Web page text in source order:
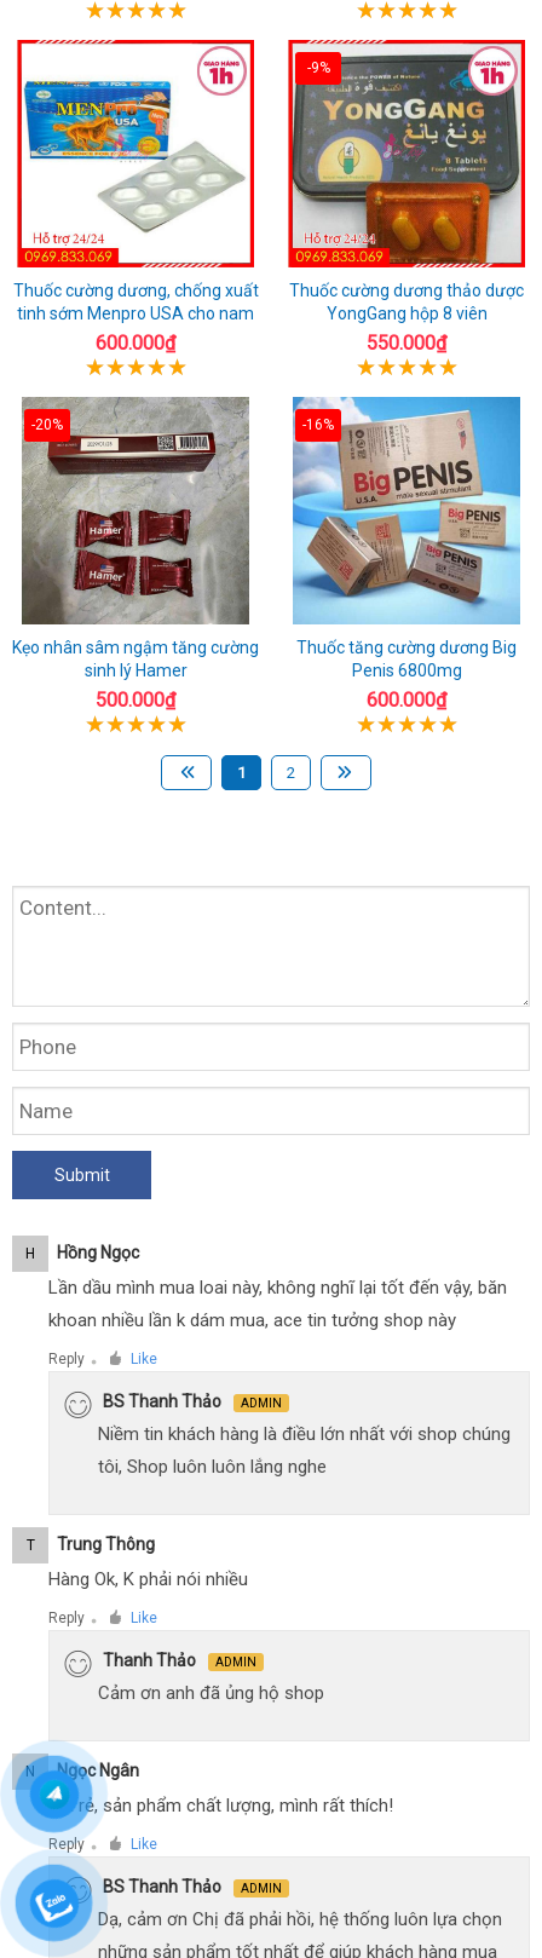
Thuốc cường dương, chống xuất
tinh sớm Menpro USA cho nam
600.000₫
-9%
Thuốc cường dương thảo dược
YongGang hộp 8 viên
550.000₫
-20%
Kẹo nhân sâm ngậm tăng cường
sinh lý Hamer
500.000₫
-16%
Thuốc tăng cường dương Big
Penis 6800mg
600.000₫
1 2
H Hồng Ngọc
Lần dầu mình mua loai này, không nghĩ lại tốt đến vậy, băn
khoan nhiều lần k dám mua, ace tin tưởng shop này
Reply ● Like
BS Thanh Thảo ADMIN
Niềm tin khách hàng là điều lớn nhất với shop chúng
tôi, Shop luôn luôn lắng nghe
T Trung Thông
Hàng Ok, K phải nói nhiều
Reply ● Like
Thanh Thảo ADMIN
Cảm ơn anh đã ủng hộ shop
N Ngọc Ngân
Giá rẻ, sản phẩm chất lượng, mình rất thích!
Reply ● Like
BS Thanh Thảo ADMIN
Dạ, cảm ơn Chị đã phải hồi, hệ thống luôn lựa chọn
những sản phẩm tốt nhất để giúp khách hàng mua